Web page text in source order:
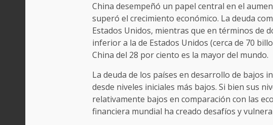
China desempeñó un papel central en el
superó el crecimiento económico. La deuda
Estados Unidos, mientras que en términos de
inferior a la de Estados Unidos (cerca de 70
China del 28 por ciento es la mayor del mundo.
La deuda de los países en desarrollo de bajos
desde niveles iniciales más bajos. Si bien sus
relativamente bajos en comparación con las
financiera mundial ha creado desafíos y